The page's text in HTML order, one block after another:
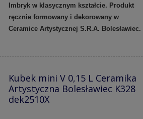
Imbryk w klasycznym kształcie. Produkt
ręcznie formowany i dekorowany w
Ceramice Artystycznej S.R.A. Bolesławiec.
Kubek mini V 0,15 L Ceramika
Artystyczna Bolesławiec K328
dek2510X